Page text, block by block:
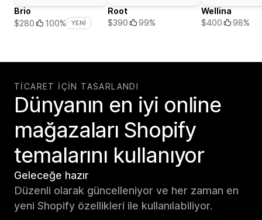
Brio
$280
100% YENI
Root
$390
99%
Wellina
$400
98%
TICARET IÇIN TASARLANDI
Dünyanın en iyi online
mağazaları Shopify
temalarını kullanıyor
Geleceğe hazır
Düzenli olarak güncelleniyor ve her zaman en
yeni Shopify özellikleri ile kullanılabiliyor.